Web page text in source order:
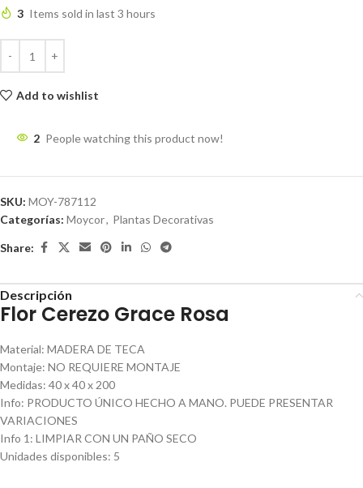
3 Items sold in last 3 hours
Add to wishlist
2 People watching this product now!
SKU: MOY-787112
Categorías: Moycor, Plantas Decorativas
Share:
Descripción
Flor Cerezo Grace Rosa
Material: MADERA DE TECA
Montaje: NO REQUIERE MONTAJE
Medidas: 40 x 40 x 200
Info: PRODUCTO ÚNICO HECHO A MANO. PUEDE PRESENTAR
VARIACIONES
Info 1 : LIMPIAR CON UN PAÑO SECO
Unidades disponibles: 5